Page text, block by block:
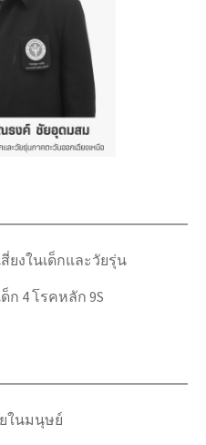
ยงในเด็กและวัยรุ่น
ก 4 โรคหลัก 9S
ในมนุษย์